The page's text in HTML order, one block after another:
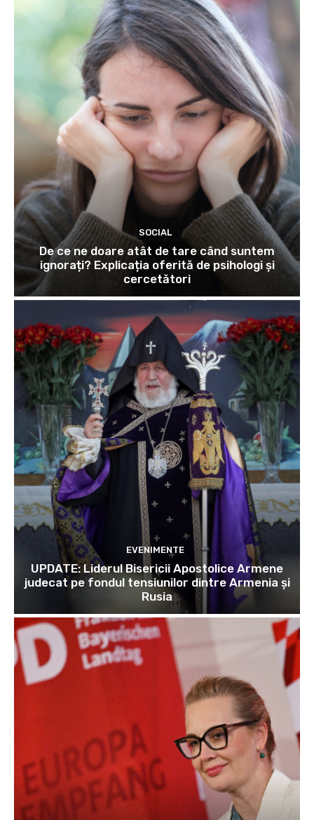
SOCIAL
De ce ne doare atât de tare când suntem
ignorați? Explicația oferită de psihologi și
cercetători
EVENIMENTE
UPDATE: Liderul Bisericii Apostolice Armene
judecat pe fondul tensiunilor dintre Armenia și
Rusia